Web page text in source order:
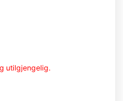
utilgjengelig.